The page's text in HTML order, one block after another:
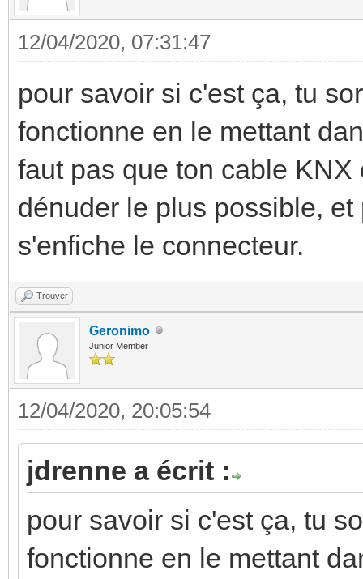
12/04/2020, 07:31:47
pour savoir si c'est ça, tu
fonctionne en le mettant
faut pas que ton cable
dénuder le plus possible,
s'enfiche le connecteur.
Trouver
Geronimo
Junior Member
12/04/2020, 20:05:54
jdrenne a écrit :
pour savoir si c'est ça, tu
fonctionne en le mettant